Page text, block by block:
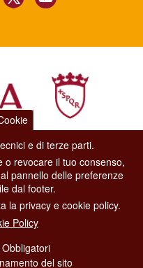
Turismo e Moda.
06 06 08
e di terze parti.
o revocare il tuo consenso,
pannello delle preferenze
dal footer.
la privacy e cookie policy.
Policy
del sito